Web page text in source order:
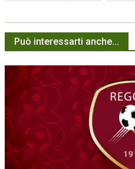
Può interessarti anche...